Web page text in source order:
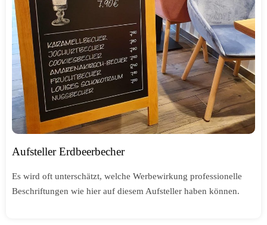
Aufsteller Erdbeerbecher
Es wird oft unterschätzt, welche Werbewirkung professionelle
Beschriftungen wie hier auf diesem Aufsteller haben können.